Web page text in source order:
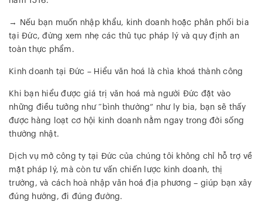
→ Nếu bạn muốn nhập khẩu, kinh doanh hoặc phân phối bia
tại Đức, đừng xem nhẹ các thủ tục pháp lý và quy định an
toàn thực phẩm.
Kinh doanh tại Đức – Hiểu văn hoá là chìa khoá thành công
Khi bạn hiểu được giá trị văn hoá mà người Đức đặt vào
những điều tưởng như “bình thường” như ly bia, bạn sẽ thấy
được hàng loạt cơ hội kinh doanh nằm ngay trong đời sống
thường nhật.
Dịch vụ mở công ty tại Đức của chúng tôi không chỉ hỗ trợ về
mặt pháp lý, mà còn tư vấn chiến lược kinh doanh, thị
trường, và cách hoà nhập văn hoá địa phương – giúp bạn xây
đúng hướng, đi đúng đường.